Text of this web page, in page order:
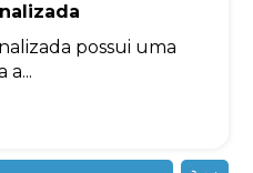
possui uma
a...